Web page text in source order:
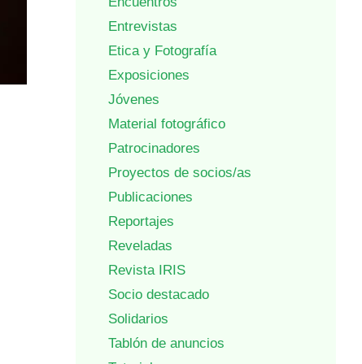
Entrevistas
Etica y Fotografía
Exposiciones
Jóvenes
Material fotográfico
Patrocinadores
Proyectos de socios/as
Publicaciones
Reportajes
Reveladas
Revista IRIS
Socio destacado
Solidarios
Tablón de anuncios